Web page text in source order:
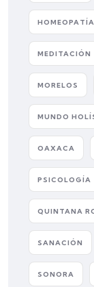
HOMEOPATÍA
MEDITACIÓN
MORELOS
MUNDO
OAXACA
PSICOLOGÍA
QUINTANA
SANACIÓN
SONORA